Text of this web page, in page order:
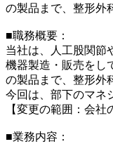
の製品まで、整形外
■職務概要：
当社は、人工股関節
機器製造・販売をし
の製品まで、整形外
今回は、部下のマネ
【変更の範囲：会社
■業務内容：